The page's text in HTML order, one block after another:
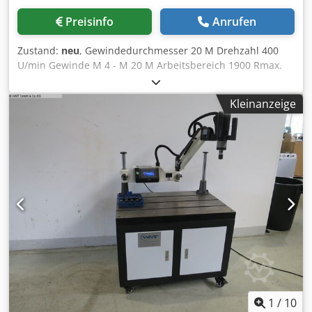
Drehzahl (U/min): 70 / 220 Luftbedarf: 950l/min Druck: 6-
7bar Arbeitsbereich: Rmax 1450mm Aufbau Parallelarm:
39kg Adapter Aufnahme: TCS 2B Standardzubehör bei
allen Modellen: - Parallelarm - Druckluftmotor - 6 Stück
Sicherheitsrutschkupplungen Ihrer Wahl - Führungssäule
mit Befestigungsflansch - Radialausleger (für einen
flexibleren Arbeitsbereich) - Wartungseinheit - Pneumatik-
Preisinfo Anrufen
Zustand: neu, Gewindedurchmesser 20 M Drehzahl 400
U/min Gewinde M 4 - M 20 M Arbeitsbereich 1900 Rmax.
Arbeitsbereich 200 Rmin. Beschreibung: Dcodpfx Adoxaaa
Io Sjk Die AT Modelle haben einen Radius bis 1900 mm
und durch ihre Konstruktion einen flexiblen
Arbeitsbereich. Für den professionellen Einsatz. Einfach
auf einer Arbeitsplatte zu montieren. Ausstattung: -
inklusive 7 Gewindeschneideinsätzen •M3 20111812 DIN
371 19 •M6 20111823 DIN 371 31 •M8 20111824 DIN 371 31
•M10 20111826 DIN 371 31 •M12 20111827 DIN 376 31
•M16 20111829 DIN 376 31 •M20 20111831 DIN 376 31 -
Regelventil mit Schmierung - Inklusive Druckluftmotor -
Adapteranschluss Grösse 2 - Schneidkopf lässt sich um 90°
vertikal nach unten schwenken - Schneidkopf ist
drehgelagert, um 360° drehbar - Bedienungsanleitung in
Deutsch * ohne den Lochtisch lt. Abb.
Kleinanzeige
1 / 10